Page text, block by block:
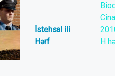
İstehsal ili
Hərf
H